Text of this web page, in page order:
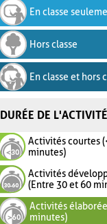
En classe
Hors classe
En classe et hors
DURÉE DE L'ACTIVITÉ
Activités courtes
minutes)
Activités
(Entre 30 et 60
Activités
minutes)